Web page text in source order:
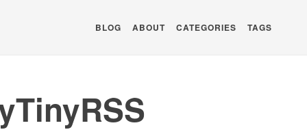
BLOG ABOUT CATEGORIES TAGS